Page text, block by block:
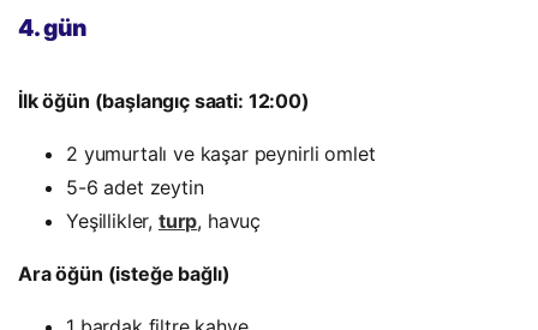
4. gün
İlk öğün (başlangıç saati: 12:00)
2 yumurtalı ve kaşar peynirli omlet
5-6 adet zeytin
Yeşillikler, turp, havuç
Ara öğün (isteğe bağlı)